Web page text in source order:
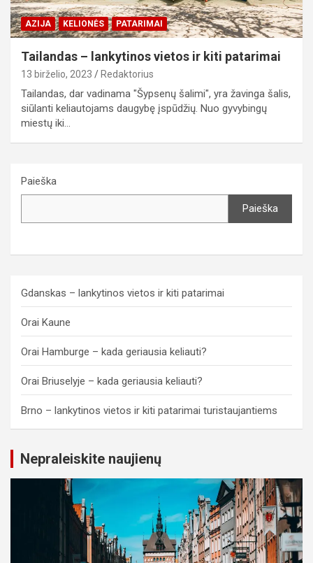
AZIJA KELIONĖS PATARIMAI
Tailandas – lankytinos vietos ir kiti patarimai
13 birželio, 2023 Redaktorius
Tailandas, dar vadinama "Šypsenų šalimi", yra žavinga šalis,
siūlanti keliautojams daugybę įspūdžių. Nuo gyvybingų
miestų iki…
Paieška
Paieška
Gdanskas – lankytinos vietos ir kiti patarimai
Orai Kaune
Orai Hamburge – kada geriausia keliauti?
Orai Briuselyje – kada geriausia keliauti?
Brno – lankytinos vietos ir kiti patarimai turistaujantiems
Nepraleiskite naujienų